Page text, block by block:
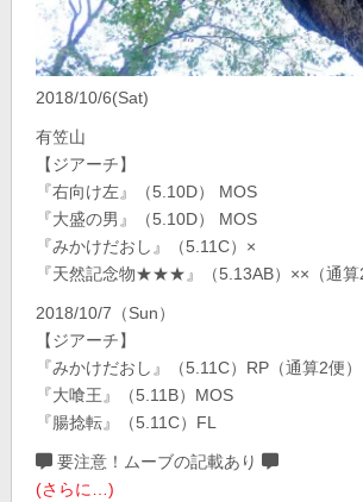
2018/10/6(Sat)
有笠山
【ジアーチ】
『右向け左』（5.10D） MOS
『大盛の男』（5.10D） MOS
『みかけだおし』（5.11C）×
『天然記念物★★★』（5.13AB）××（通算2
2018/10/7（Sun）
【ジアーチ】
『みかけだおし』（5.11C）RP（通算2便）
『大喰王』（5.11B）MOS
『腸捻転』（5.11C）FL
要注意！ムーブの記載あり
(さらに…)